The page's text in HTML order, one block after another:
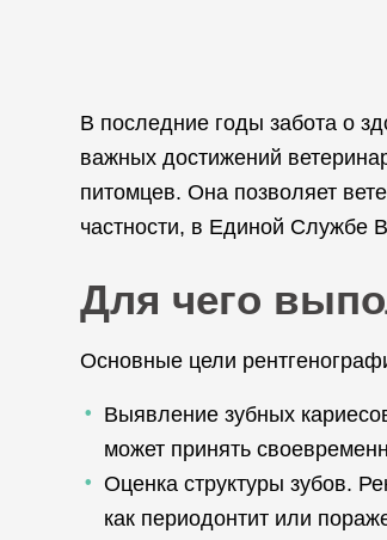
В последние годы забота о
важных достижений
питомцев. Она позволяет
частности, в Единой Службе
Для чего
Основные цели
Выявление зубных
может принять
Оценка структуры зубов.
как периодонтит или